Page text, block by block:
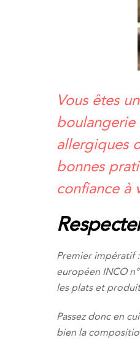
Vous êtes
boulangerie
allergiques
bonnes
confiance à
Premier impératif :
européen INCO
les plats et
Passez donc en
bien la